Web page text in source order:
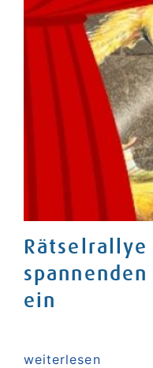
ein
weiterlesen